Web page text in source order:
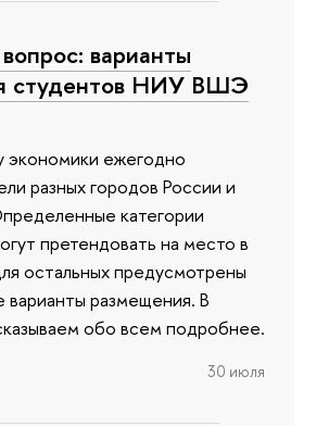
варианты
студентов НИУ ВШЭ
экономики ежегодно
разных городов России и
категории
претендовать на место в
остальных предусмотрены
варианты размещения. В
обо всем подробнее.
30 июля